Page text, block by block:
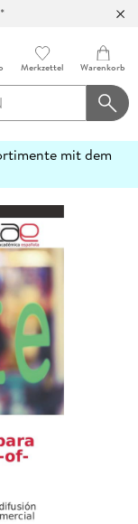
Merkzettel Warenkorb
mit dem